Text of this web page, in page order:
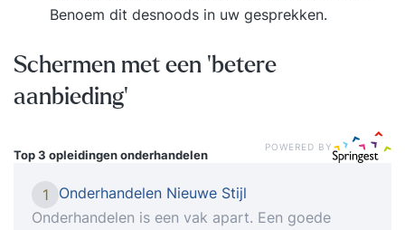
Benoem dit desnoods in uw gesprekken.
Schermen met een ‘betere
aanbieding’
Top 3 opleidingenonderhandelen
POWERED BY
1
Onderhandelen Nieuwe Stijl
Onderhandelen is een vak apart. Een goede